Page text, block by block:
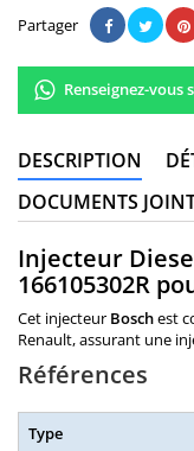
Partager
Renseignez-
DESCRIPTION
DOCUMENTS
Injecteur
166105302R
Cet injecteur Boschest
Renault, assurant une
Références
Type